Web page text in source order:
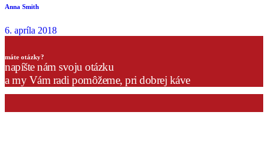
Navigácia
v
Next
Anna Smith
6. apríla 2018
máte otázky?
napíšte nám svoju otázku
a my Vám radi pomôžeme, pri dobrej káve